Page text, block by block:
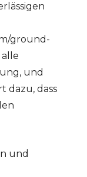
ground-
und
dazu, dass
und